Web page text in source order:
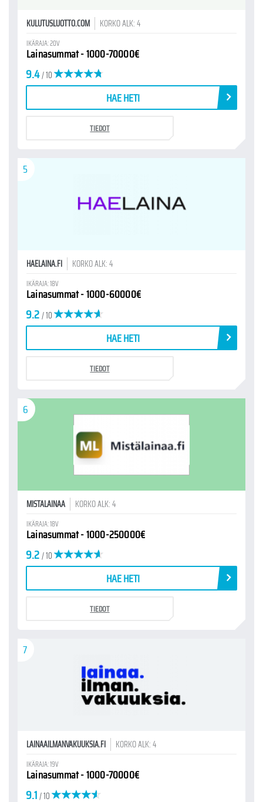
KULUTUSLUOTTO.COM KORKO ALK: 4
IKÄRAJA: 20V
Lainasummat - 1000-70000€
9.4/ 10
HAE HETI
TIEDOT
5
HAELAINA.FI KORKO ALK: 4
IKÄRAJA: 18V
Lainasummat - 1000-60000€
9.2/ 10
HAE HETI
TIEDOT
6
MISTALAINAA KORKO ALK: 4
IKÄRAJA: 18V
Lainasummat - 1000-250000€
9.2/ 10
HAE HETI
TIEDOT
7
LAINAAILMANVAKUUKSIA.FI KORKO ALK: 4
IKÄRAJA: 19V
Lainasummat - 1000-70000€
9.1/ 10